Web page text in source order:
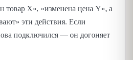
товар X», «изменена цена Y», а
эти действия. Если
подключился — он догоняет